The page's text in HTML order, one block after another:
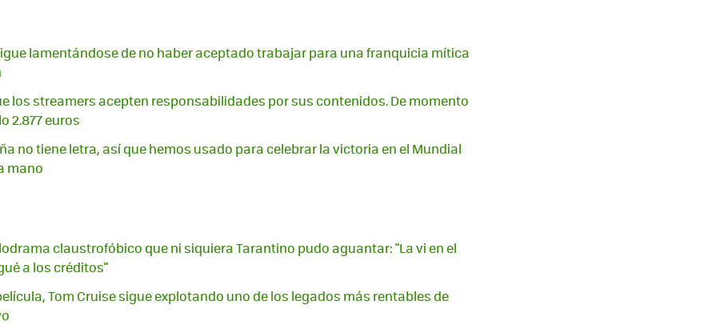
lamentándose de no haber aceptado trabajar para una franquicia mítica
los streamers acepten responsabilidades por sus contenidos. De momento
2.877 euros
no tiene letra, así que hemos usado para celebrar la victoria en el Mundial
mano
claustrofóbico que ni siquiera Tarantino pudo aguantar: "La vi en el
a los créditos"
Tom Cruise sigue explotando uno de los legados más rentables de